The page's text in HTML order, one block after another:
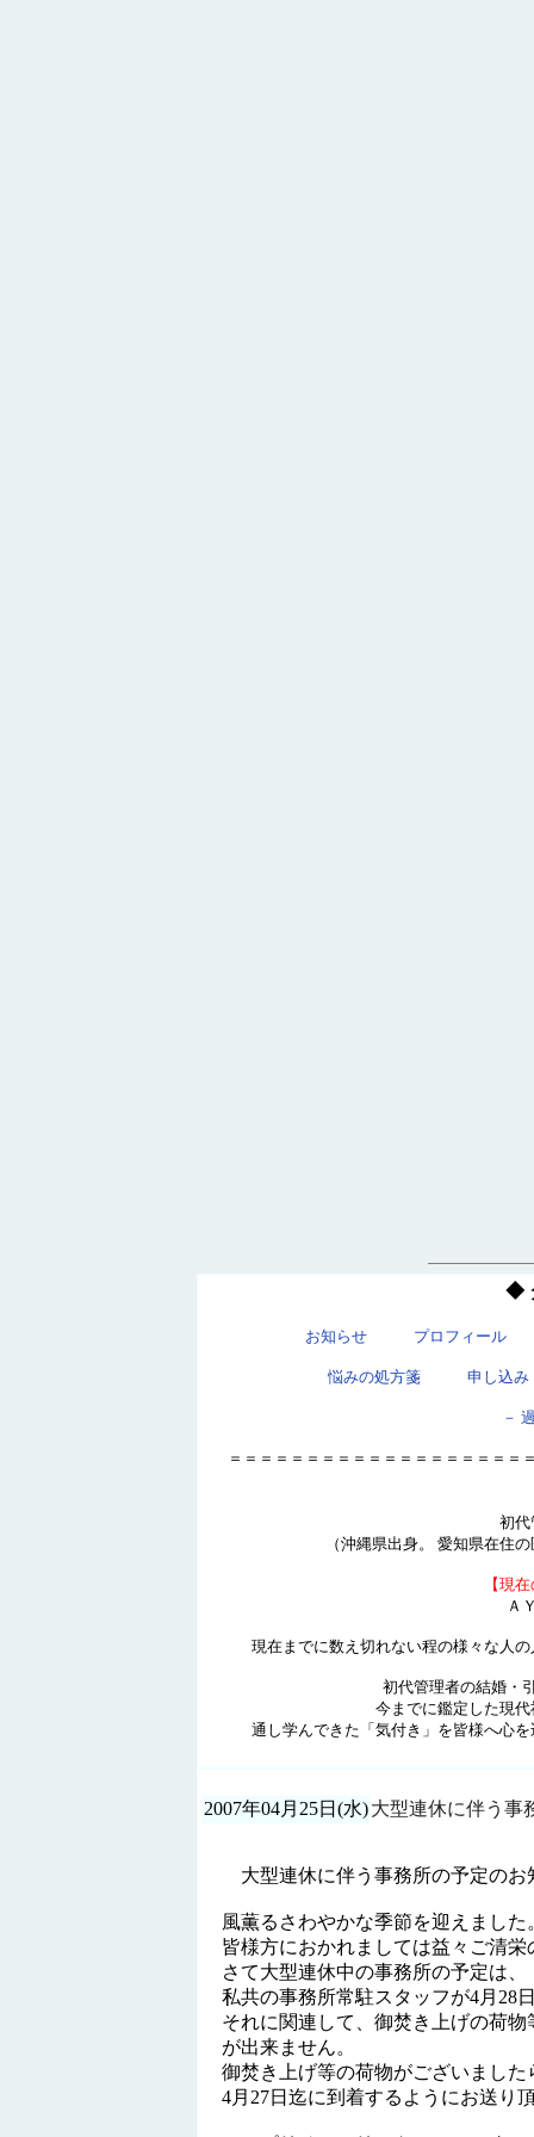
◆
お知らせ プロフィール
悩みの処方箋 申し込み
－
＝＝＝＝＝＝＝＝＝＝＝＝＝＝＝＝＝＝＝
初代
（沖縄県出身。 愛知県在住
【現
Ａ
現在までに数え切れない程の様
初代管理者の結婚・
今までに鑑定した現
通し学んできた「気付き」
2007年04月25日(水)大型連休に伴う事
大型連休に伴う事務所の予定のお
風薫るさわやかな季節を迎えました
皆様方におかれましては益々ご清栄
さて大型連休中の事務所の予定は、
私共の事務所常駐スタッフが4月28
それに関連して、御焚き上げの荷物
が出来ません。
御焚き上げ等の荷物がございました
4月27日迄に到着するようにお送り